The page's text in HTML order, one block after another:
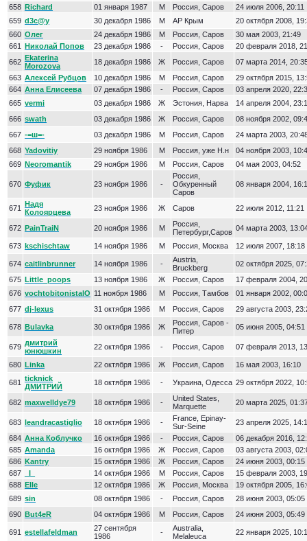
658 Richard 01 января 1987 М Россия, Саров
24 июля 2006, 20:11
659 d3c@y 30 декабря 1986 М АР Крым
20 октября 2008,
660 Олег 24 декабря 1986 М Россия, Саров
30 мая 2003, 21:49
661 Николай Попов 23 декабря 1986 - Россия, Саров
20 февраля 2018,
662 Ekaterina
Morozova
18 декабря 1986 Ж Россия, Саров
07 марта 2014,
663 Алексей Рубцов 10 декабря 1986 М Россия, Саров
29 октября 2015,
664 Анна Елисеева 07 декабря 1986 - Россия, Саров
03 апреля 2020,
665 vermi 03 декабря 1986 Ж Эстония, Нарва
14 апреля 2004,
666 swath 03 декабря 1986 Ж Россия, Саров
08 ноября 2002,
667 -=ш=- 03 декабря 1986 М Россия, Саров
24 марта 2003,
668 Yadovitiy 29 ноября 1986 М Россия, уже Н.н
04 ноября 2003,
669 Neoromantik 29 ноября 1986 М Россия, Саров 04 мая 2003, 04:52
670 Фуфик 23 ноября 1986 -
Россия,
Обкуренный
Саров
08 января 2004,
671 Надя
Колоярцева
23 ноября 1986 Ж Саров 22 июля 2012, 11:21
672 PainTraiN 20 ноября 1986 М
Россия,
Петербург,Саров 04 марта 2003,
673 kschischtaw 14 ноября 1986 М Россия, Москва 12 июля 2007, 18:18
674 caitlinbrunner 14 ноября 1986 -
Austria,
Bruckberg
02 октября 2025,
675 Little_poops 13 ноября 1986 Ж Россия, Саров
17 февраля 2004,
676 vochtobitonistalO 11 ноября 1986 М Россия, Тамбов
01 января 2002,
677 dj-lexus 31 октября 1986 М Россия, Саров 29 августа 2003,
678 Bulavka 30 октября 1986 Ж
Россия, Саров -
Питер
05 июня 2005, 04:51
679 дмитрий
юнюшкин
22 октября 1986 - Россия, Саров 07 февраля 2013,
680 Linka 22 октября 1986 Ж Россия, Саров 16 мая 2003, 16:10
681 ticknick
ДМИТРИЙ
18 октября 1986 - Украина, Одесса 29 октября 2022,
682 maxwelldye79 18 октября 1986 -
United States,
Marquette
20 марта 2025,
683 leandracastiglio 18 октября 1986 -
France, Epinay-
Sur-Seine
23 апреля 2025,
684 Анна Коблучко 16 октября 1986 - Россия, Саров
06 декабря 2016,
685 Amanda 16 октября 1986 Ж Россия, Саров
03 августа 2003,
686 Kantry 15 октября 1986 Ж Россия, Саров
24 июня 2003, 00:15
687
_I_ 14 октября 1986 М Россия, Саров
15 февраля 2003,
688 Elle 12 октября 1986 Ж Россия, Москва
19 октября 2005,
689 sin 08 октября 1986 - Россия, Саров
28 июня 2003, 05:05
690 But4eR 04 октября 1986 М Россия, Саров 24 июня 2003, 05:49
691 estellafeldman
27 сентября
1986
-
Australia,
Melaleuca
22 января 2025,